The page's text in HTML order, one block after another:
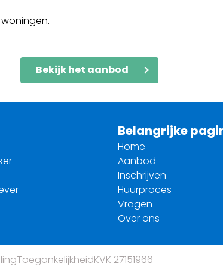
Bekijk het aanbod
Belangrijke
Home
Aanbod
Inschrijven
Huurproces
Vragen
Over ons
ToegankelijkheidKVK 27151966